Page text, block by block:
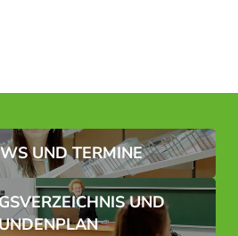
UND TERMINE
UND